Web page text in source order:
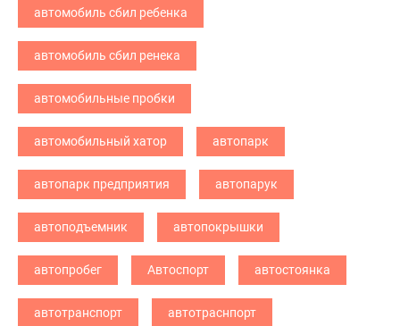
автомобиль сбил ребенка
автомобиль сбил ренека
автомобильные пробки
автомобильный хатор автопарк
автопарк предприятия автопарук
автоподъемник автопокрышки
автопробег Автоспорт автостоянка
автотранспорт автотраснпорт